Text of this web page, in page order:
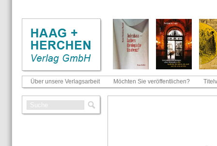
Über unsere Verlagsarbeit Möchten Sie veröffentlichen?